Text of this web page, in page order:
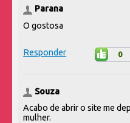
Parana
O gostosa
Responder 0
Souza
Acabo de abrir o site me
mulher.